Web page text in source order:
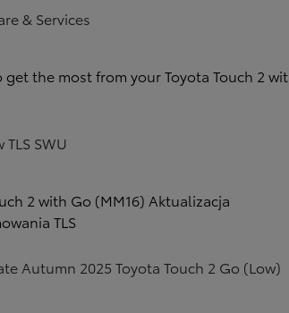
& Services
get the most from your Toyota Touch 2
TLS SWU
2 with Go (MM16) Aktualizacja
TLS
Autumn 2025 Toyota Touch 2 Go (Low)